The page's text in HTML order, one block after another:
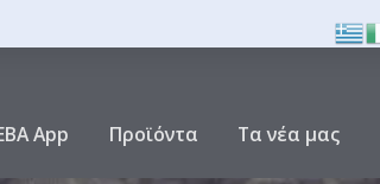
App Προϊόντα Τα νέα μας